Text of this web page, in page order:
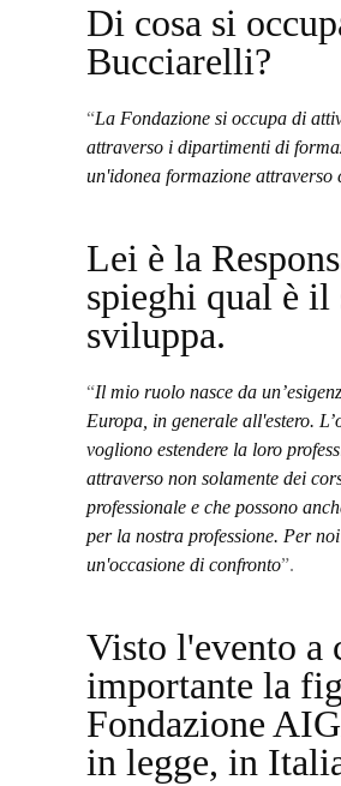
Di cosa si
Bucciarelli?
“La Fondazione si occupa di
attraverso i dipartimenti di
un'idonea formazione
Lei è la
spieghi qual è
sviluppa.
“Il mio ruolo nasce da
Europa, in generale all'estero.
vogliono estendere la loro
attraverso non solamente dei
professionale e che possono
per la nostra professione. Per
un'occasione di confronto”.
Visto l'evento a
importante la
Fondazione
in legge, in